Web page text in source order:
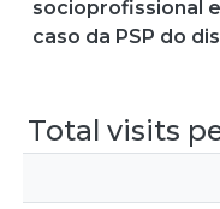
socioprofissional
caso da PSP do
Total visits